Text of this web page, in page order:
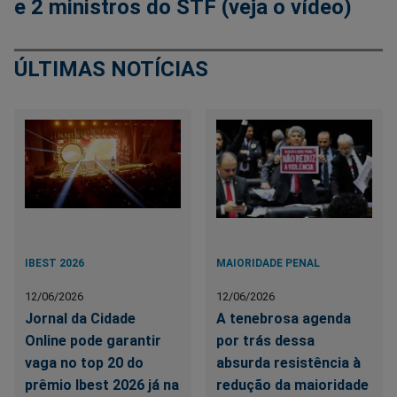
e 2 ministros do STF (veja o vídeo)
ÚLTIMAS NOTÍCIAS
IBEST 2026
12/06/2026
Jornal da Cidade
Online pode garantir
vaga no top 20 do
prêmio Ibest 2026 já na
MAIORIDADE PENAL
12/06/2026
A tenebrosa agenda
por trás dessa
absurda resistência à
redução da maioridade